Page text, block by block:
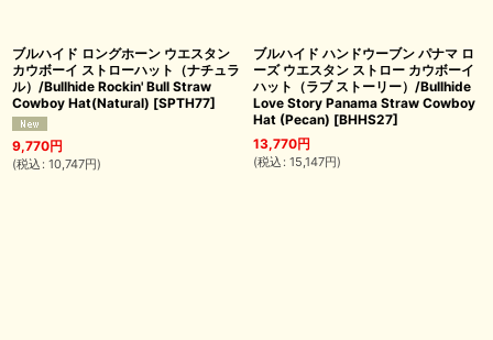
ブルハイド ロングホーン ウエスタン
カウボーイ ストローハット（ナチュラ
ル）/Bullhide Rockin' Bull Straw
Cowboy Hat(Natural) [SPTH77]
9,770円
(税込 : 10,747円)
ブルハイド ハンドウーブン パナマ ロ
ーズ ウエスタン ストロー カウボーイ
ハット（ラブ ストーリー）/Bullhide
Love Story Panama Straw Cowboy
Hat (Pecan) [BHHS27]
13,770円
(税込 : 15,147円)